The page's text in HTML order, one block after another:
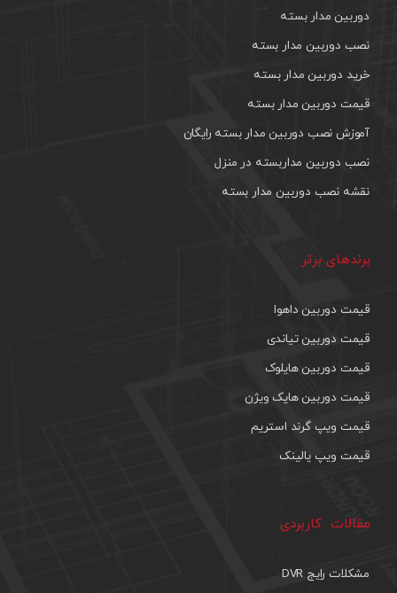
دوربین مدار بسته
نصب دوربین مدار بسته
خرید دوربین مدار بسته
قیمت دوربین مدار بسته
آموزش نصب دوربین مدار بسته رایگان
نصب دوربین مداربسته در منزل
نقشه نصب دوربین مدار بسته
برندهای برتر
قیمت دوربین داهوا
قیمت دوربین تیاندی
قیمت دوربین هایلوک
قیمت دوربین هایک ویژن
قیمت ویپ گرند استریم
قیمت ویپ یالینک
مقالات کاربردی
مشکلات رایج DVR